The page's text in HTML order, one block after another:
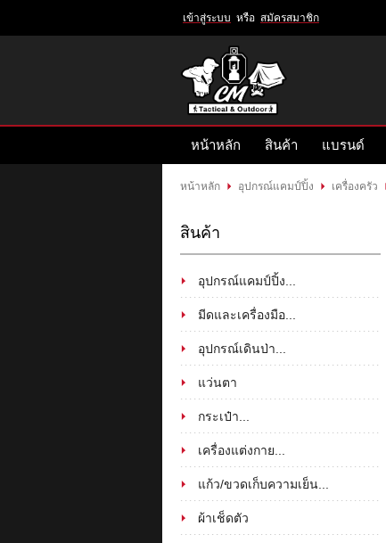
สมัคร
แจ้งชำระเงิน
เข้าสู่ระบบ หรือ สมัครสมาชิก
หน้าหลัก สินค้า แบรนด์
หน้าหลัก อุปกรณ์แคมป์ปิ้ง เครื่องครัว
สินค้า
อุปกรณ์แคมป์ปิ้ง...
มีดและเครื่องมือ...
อุปกรณ์เดินป่า...
แว่นตา
กระเป๋า...
เครื่องแต่งกาย...
แก้ว/ขวดเก็บความเย็น...
ผ้าเช็ดตัว